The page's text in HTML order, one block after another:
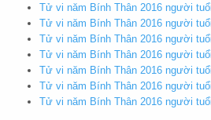
Tử vi năm Bính Thân 2016 người
Tử vi năm Bính Thân 2016 người
Tử vi năm Bính Thân 2016 người
Tử vi năm Bính Thân 2016 người
Tử vi năm Bính Thân 2016 người
Tử vi năm Bính Thân 2016 người
Tử vi năm Bính Thân 2016 người